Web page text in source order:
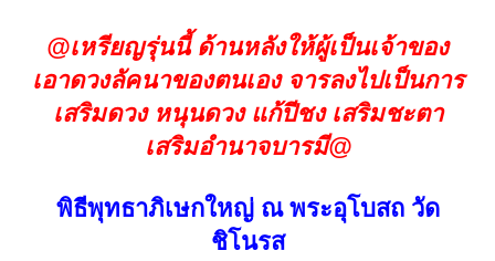
เมื่อศิษย์ท่านไปเกิดเป็นอะไรห่างไกลแค่
ไหนท่านก็รู้ได้ และสามารถช่วยได้จริง
ประหนึ่งท่านอยู่ ณ ที่แห่งนั้นเผชิญ
เหตุการณ์เหล่านั้นกับศิษย์ด้วย
แต่สำคัญว่าศิษย์ต้องนึกถึงและเชื่อมั่น
อย่างที่สุด เรียกว่าศรัทธามาปาฏิหาริย์
@เหรียญรุ่นนี้ ด้านหลังให้ผู้เป็นเจ้าของ
เอาดวงลัคนาของตนเอง จารลงไปเป็นการ
เสริมดวง หนุนดวง แก้ปีชง เสริมชะตา
เสริมอำนาจบารมี@
พิธีพุทธาภิเษกใหญ่ ณ พระอุโบสถ วัด
ชิโนรส